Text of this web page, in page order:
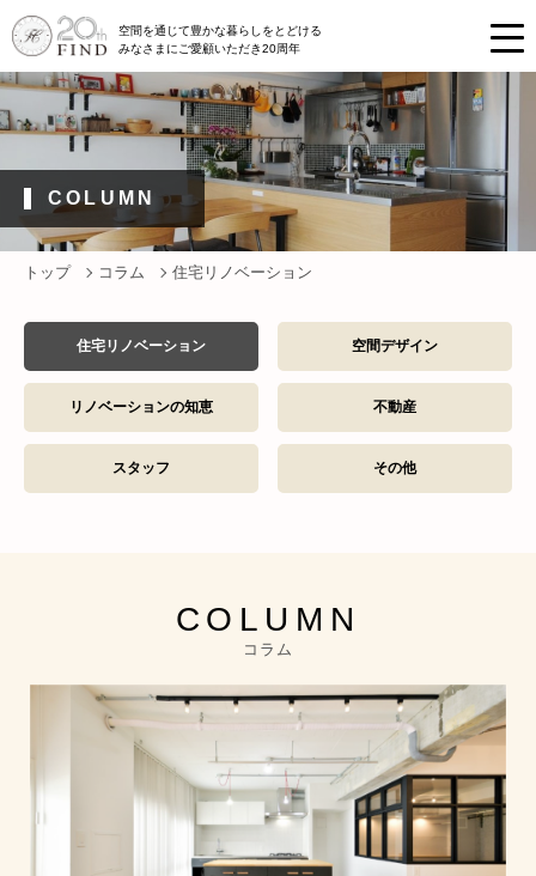
空間を通じて豊かな暮らしをとどける
みなさまにご愛顧いただき20周年
COLUMN
トップ コラム 住宅リノベーション
住宅リノベーション 空間デザイン
リノベーションの知恵 不動産
スタッフ その他
COLUMN
コラム